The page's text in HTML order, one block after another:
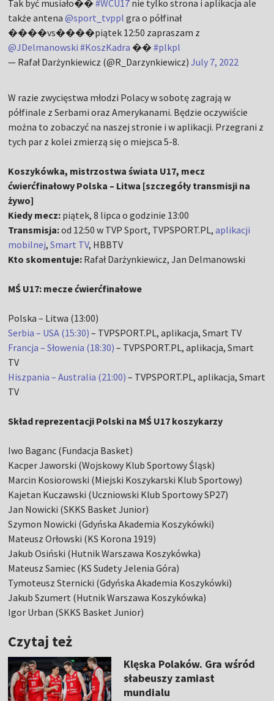
Tak być musiało��#WCU17 nie tylko strona i aplikacja ale
także antena@sport_tvppl gra o półfinał
����vs����piątek 12:50 zapraszam z
@JDelmanowski #KoszKadra ��#plkpl
— Rafał Darżynkiewicz (@R_Darzynkiewicz)July 7, 2022
W razie zwycięstwa młodzi Polacy w sobotę zagrają w
półfinale z Serbami oraz Amerykanami. Będzie oczywiście
można to zobaczyć na naszej stronie i w aplikacji. Przegrani z
tych par z kolei zmierzą się o miejsca 5-8.
Koszykówka, mistrzostwa świata U17, mecz
ćwierćfinałowy Polska – Litwa [szczegóły transmisji na
żywo]
Kiedy mecz: piątek, 8 lipca o godzinie 13:00
Transmisja:od 12:50 w TVP Sport, TVPSPORT.PL,aplikacji
mobilnej,Smart TV, HBBTV
Kto skomentuje: Rafał Darżynkiewicz, Jan Delmanowski
MŚ U17: mecze ćwierćfinałowe
Polska – Litwa (13:00)
Serbia – USA (15:30) – TVPSPORT.PL, aplikacja, Smart TV
Francja – Słowenia (18:30) – TVPSPORT.PL, aplikacja, Smart
TV
Hiszpania – Australia (21:00) – TVPSPORT.PL, aplikacja, Smart
TV
Skład reprezentacji Polski na MŚ U17 koszykarzy
Iwo Baganc (Fundacja Basket)
Kacper Jaworski (Wojskowy Klub Sportowy Śląsk)
Marcin Kosiorowski (Miejski Koszykarski Klub Sportowy)
Kajetan Kuczawski (Uczniowski Klub Sportowy SP27)
Jan Nowicki (SKKS Basket Junior)
Szymon Nowicki (Gdyńska Akademia Koszykówki)
Mateusz Orłowski (KS Korona 1919)
Jakub Osiński (Hutnik Warszawa Koszykówka)
Mateusz Samiec (KS Sudety Jelenia Góra)
Tymoteusz Sternicki (Gdyńska Akademia Koszykówki)
Jakub Szumert (Hutnik Warszawa Koszykówka)
Igor Urban (SKKS Basket Junior)
Czytaj też
Klęska Polaków. Gra wśród
słabeuszy zamiast
mundialu